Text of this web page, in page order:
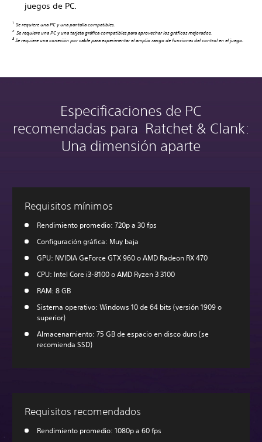
juegos de PC.
1 Se requiere una PC y una pantalla compatibles.
2 Se requiere una PC y una tarjeta gráfica compatibles para aprovechar los gráficos mejorados.
3 Se requiere una conexión por cable para experimentar el amplio rango de funciones del control en el juego.
Especificaciones de PC
recomendadas para Ratchet & Clank:
Una dimensión aparte
Requisitos mínimos
Rendimiento promedio: 720p a 30 fps
Configuración gráfica: Muy baja
GPU: NVIDIA GeForce GTX 960 o AMD Radeon RX 470
CPU: Intel Core i3-8100 o AMD Ryzen 3 3100
RAM: 8 GB
Sistema operativo: Windows 10 de 64 bits (versión 1909 o
superior)
Almacenamiento: 75 GB de espacio en disco duro (se
recomienda SSD)
Requisitos recomendados
Rendimiento promedio: 1080p a 60 fps